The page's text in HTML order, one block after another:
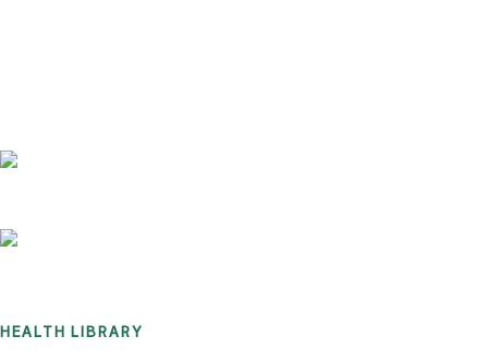
HEALTH LIBRARY